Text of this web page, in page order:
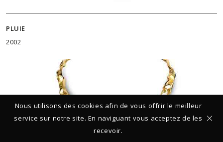
PLUIE
2002
Nous utilisons des cookies afin de vous offrir le meilleur
service sur notre site. En naviguant vous acceptez de les
recevoir.